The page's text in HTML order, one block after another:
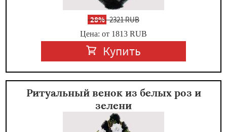
-28%2321 RUB
Цена: от 1813 RUB
Купить
Ритуальный венок из белых роз и
зелени